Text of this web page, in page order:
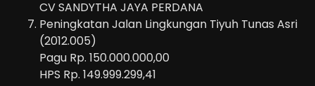
CV SANDYTHA JAYA PERDANA
Peningkatan Jalan Lingkungan Tiyuh Tunas Asri
(2012.005)
Pagu Rp. 150.000.000,00
HPS Rp. 149.999.299,41